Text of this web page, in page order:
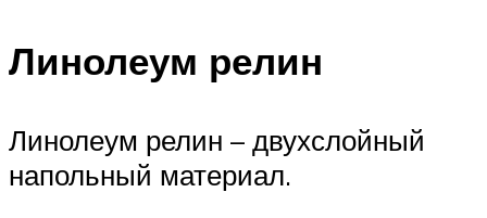
Линолеум релин
Линолеум релин – двухслойный
напольный материал.